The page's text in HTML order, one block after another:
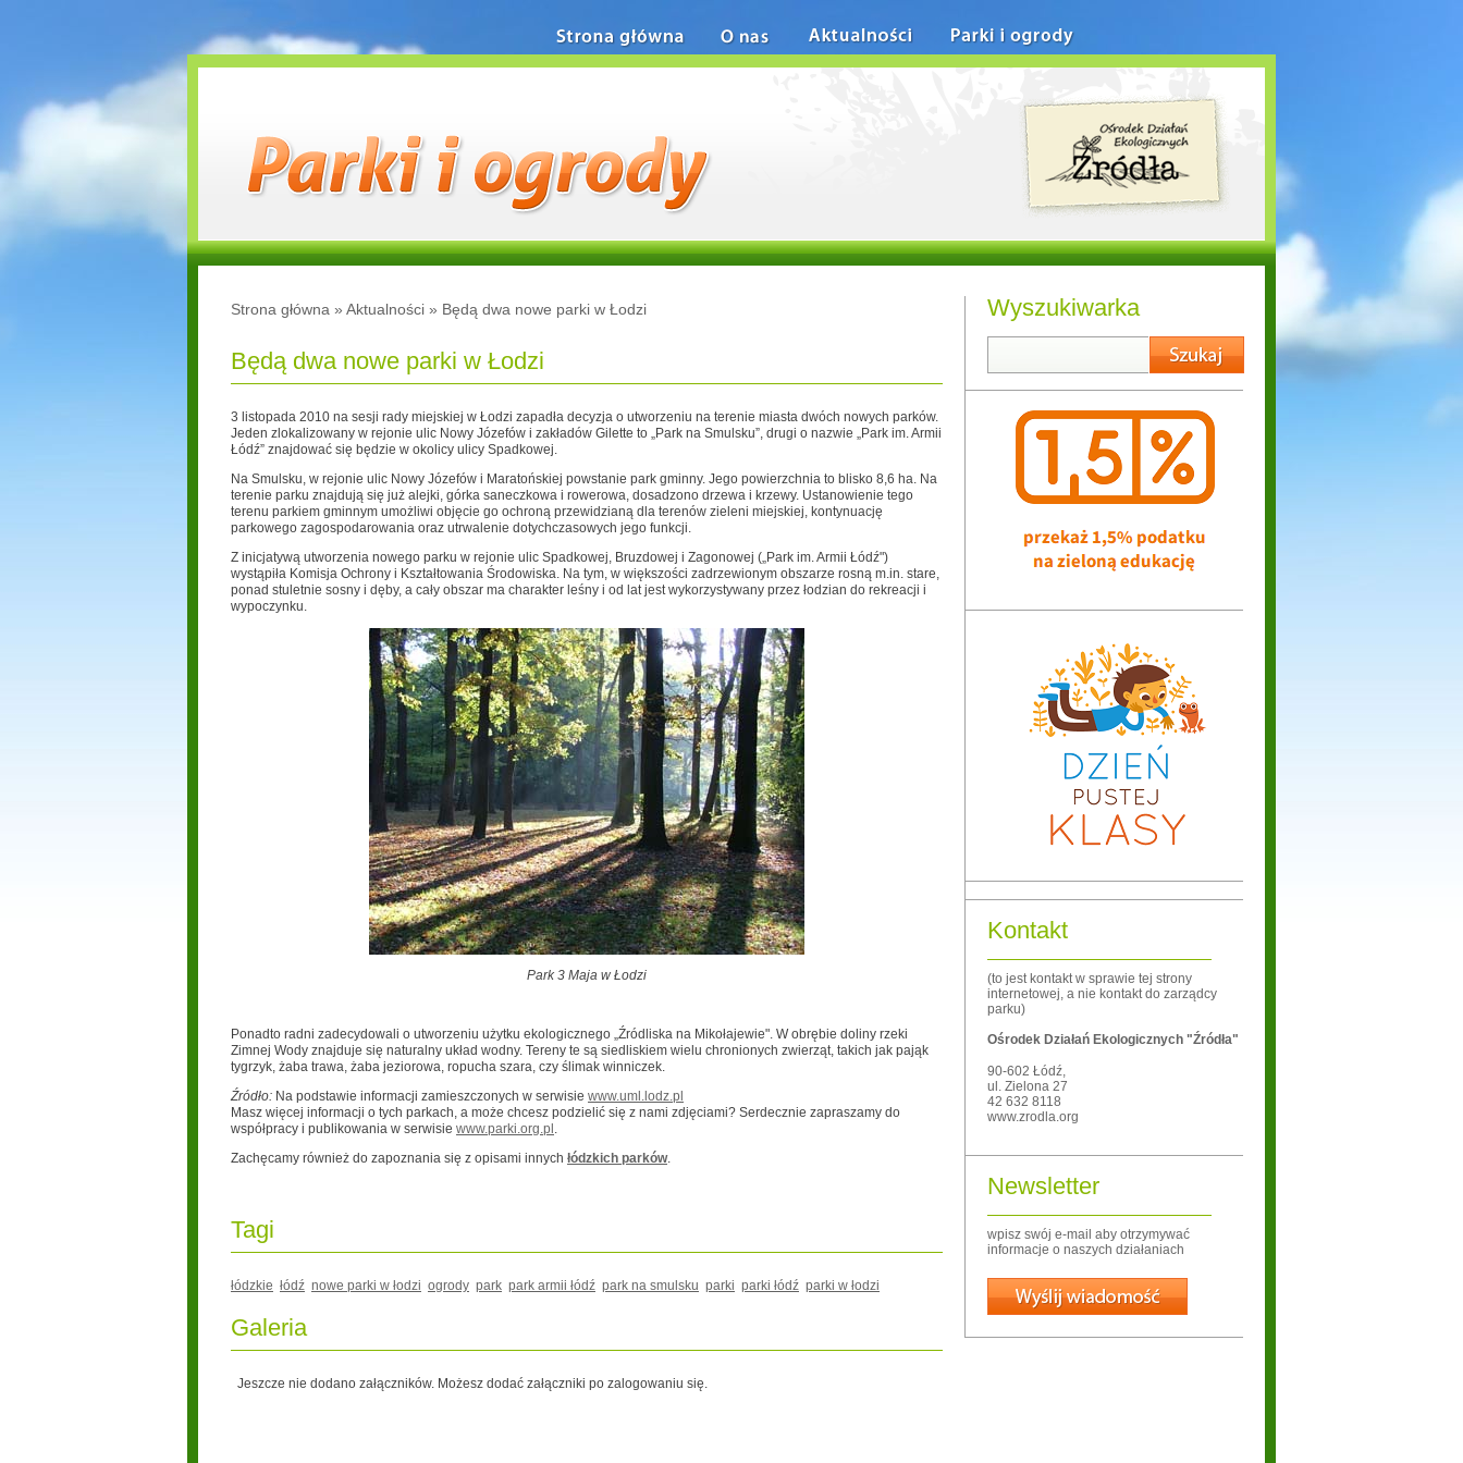
Strona główna » Aktualności » Będą dwa nowe parki w Łodzi
Będą dwa nowe parki w Łodzi
3 listopada 2010 na sesji rady miejskiej w Łodzi zapadła decyzja o utworzeniu na terenie miasta dwóch nowych parków.
Jeden zlokalizowany w rejonie ulic Nowy Józefów i zakładów Gilette to „Park na Smulsku”, drugi o nazwie „Park im. Armii
Łódź” znajdować się będzie w okolicy ulicy Spadkowej.
Na Smulsku, w rejonie ulic Nowy Józefów i Maratońskiej powstanie park gminny. Jego powierzchnia to blisko 8,6 ha. Na
terenie parku znajdują się już alejki, górka saneczkowa i rowerowa, dosadzono drzewa i krzewy. Ustanowienie tego
terenu parkiem gminnym umożliwi objęcie go ochroną przewidzianą dla terenów zieleni miejskiej, kontynuację
parkowego zagospodarowania oraz utrwalenie dotychczasowych jego funkcji.
Z inicjatywą utworzenia nowego parku w rejonie ulic Spadkowej, Bruzdowej i Zagonowej („Park im. Armii Łódź")
wystąpiła Komisja Ochrony i Kształtowania Środowiska. Na tym, w większości zadrzewionym obszarze rosną m.in. stare,
ponad stuletnie sosny i dęby, a cały obszar ma charakter leśny i od lat jest wykorzystywany przez łodzian do rekreacji i
wypoczynku.
Park 3 Maja w Łodzi
Ponadto radni zadecydowali o utworzeniu użytku ekologicznego „Źródliska na Mikołajewie". W obrębie doliny rzeki
Zimnej Wody znajduje się naturalny układ wodny. Tereny te są siedliskiem wielu chronionych zwierząt, takich jak pająk
tygrzyk, żaba trawa, żaba jeziorowa, ropucha szara, czy ślimak winniczek.
Źródło: Na podstawie informacji zamieszczonych w serwisie www.uml.lodz.pl
Masz więcej informacji o tych parkach, a może chcesz podzielić się z nami zdjęciami? Serdecznie zapraszamy do
współpracy i publikowania w serwisie www.parki.org.pl .
Zachęcamy również do zapoznania się z opisami innych łódzkich parków.
Tagi
łódzkie łódź nowe parki w łodzi ogrody park park armii łódź park na smulsku parki parki łódź parki w łodzi
Galeria
Jeszcze nie dodano załączników. Możesz dodać załączniki po zalogowaniu się.
Wyszukiwarka
Kontakt
(to jest kontakt w sprawie tej strony
internetowej, a nie kontakt do zarządcy
parku)
Ośrodek Działań Ekologicznych "Źródła"
90-602 Łódź,
ul. Zielona 27
42 632 8118
www.zrodla.org
Newsletter
wpisz swój e-mail aby otrzymywać
informacje o naszych działaniach
Wyślij
Strona główna O nas Aktualności Parki i ogrody